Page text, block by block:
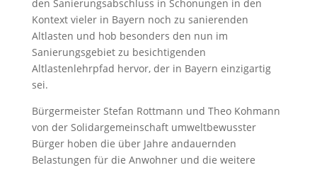
den Sanierungsabschluss in Schonungen in den
Kontext vieler in Bayern noch zu sanierenden
Altlasten und hob besonders den nun im
Sanierungsgebiet zu besichtigenden
Altlastenlehrpfad hervor, der in Bayern einzigartig
sei.
Bürgermeister Stefan Rottmann und Theo Kohmann
von der Solidargemeinschaft umweltbewusster
Bürger hoben die über Jahre andauernden
Belastungen für die Anwohner und die weitere